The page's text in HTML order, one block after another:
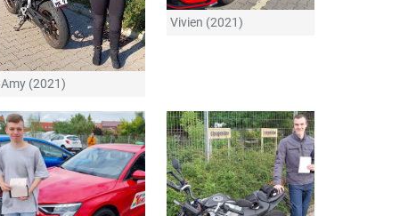
Amy (2021)
Vivien (2021)